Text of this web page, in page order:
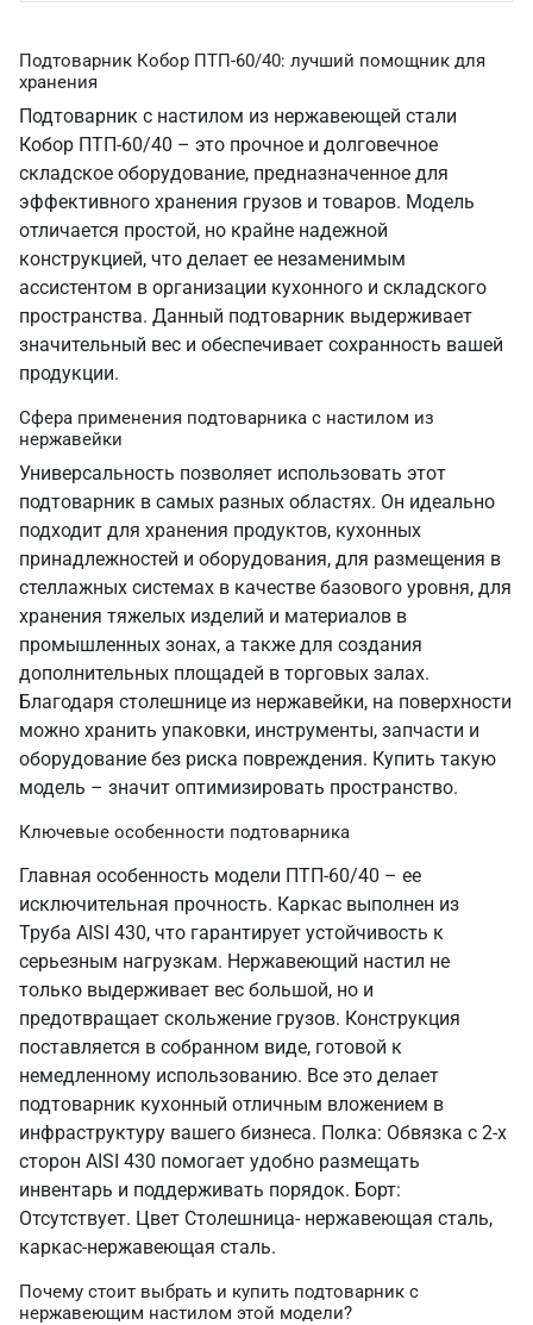
Подтоварник Кобор ПТП-60/40: лучший помощник для
хранения
Подтоварник с настилом из нержавеющей стали
Кобор ПТП-60/40 – это прочное и долговечное
складское оборудование, предназначенное для
эффективного хранения грузов и товаров. Модель
отличается простой, но крайне надежной
конструкцией, что делает ее незаменимым
ассистентом в организации кухонного и складского
пространства. Данный подтоварник выдерживает
значительный вес и обеспечивает сохранность вашей
продукции.
Сфера применения подтоварника с настилом из
нержавейки
Универсальность позволяет использовать этот
подтоварник в самых разных областях. Он идеально
подходит для хранения продуктов, кухонных
принадлежностей и оборудования, для размещения в
стеллажных системах в качестве базового уровня, для
хранения тяжелых изделий и материалов в
промышленных зонах, а также для создания
дополнительных площадей в торговых залах.
Благодаря столешнице из нержавейки, на поверхности
можно хранить упаковки, инструменты, запчасти и
оборудование без риска повреждения. Купить такую
модель – значит оптимизировать пространство.
Ключевые особенности подтоварника
Главная особенность модели ПТП-60/40 – ее
исключительная прочность. Каркас выполнен из
Труба AISI 430, что гарантирует устойчивость к
серьезным нагрузкам. Нержавеющий настил не
только выдерживает вес большой, но и
предотвращает скольжение грузов. Конструкция
поставляется в собранном виде, готовой к
немедленному использованию. Все это делает
подтоварник кухонный отличным вложением в
инфраструктуру вашего бизнеса. Полка: Обвязка с 2-х
сторон AISI 430 помогает удобно размещать
инвентарь и поддерживать порядок. Борт:
Отсутствует. Цвет Столешница- нержавеющая сталь,
каркас-нержавеющая сталь.
Почему стоит выбрать и купить подтоварник с
нержавеющим настилом этой модели?